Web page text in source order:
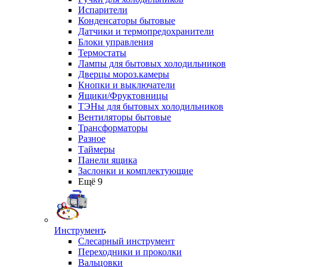
Испарители
Конденсаторы бытовые
Датчики и термопредохранители
Блоки управления
Термостаты
Лампы для бытовых холодильников
Дверцы мороз.камеры
Кнопки и выключатели
Ящики/Фруктовницы
ТЭНы для бытовых холодильников
Вентиляторы бытовые
Трансформаторы
Разное
Таймеры
Панели ящика
Заслонки и комплектующие
Ещё 9
Инструмент
Слесарный инструмент
Переходники и проколки
Вальцовки